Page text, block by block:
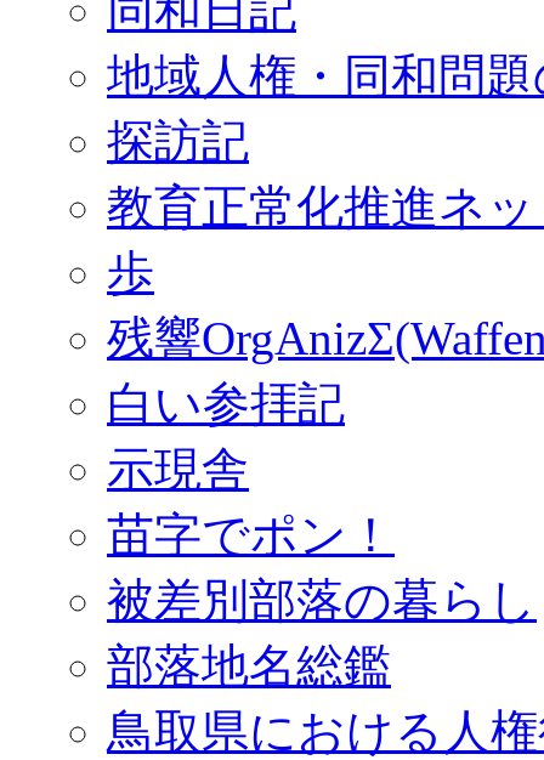
同和日記
地域人権・同和問
探訪記
教育正常化推進ネ
歩
残響
白い参拝記
示現舎
苗字でポン！
被差別部落の暮らし
部落地名総鑑
鳥取県における人